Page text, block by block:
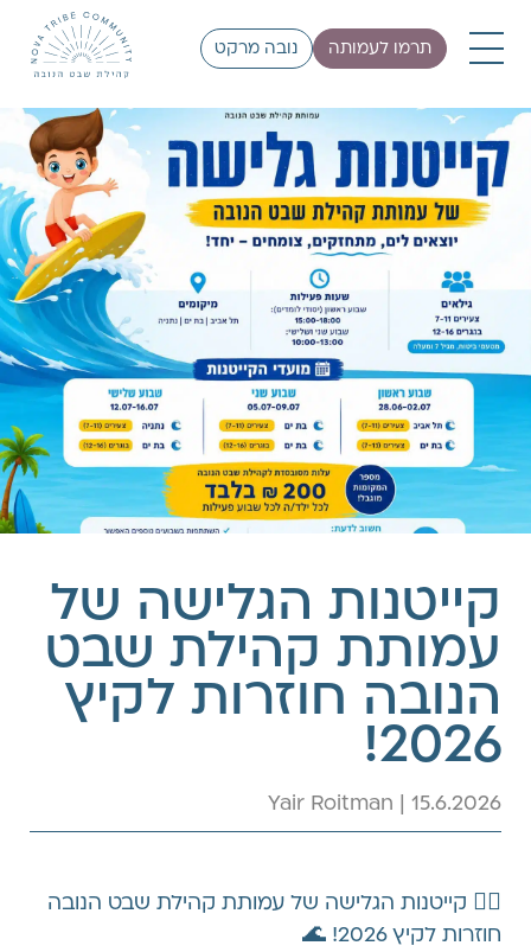
תרמו לעמותה נובה מרקט
קייטנות הגלישה של
עמותת קהילת שבט
הנובה חוזרות לקיץ
2026!
Yair Roitman | 15.6.2026
🏄‍♂️ קייטנות הגלישה של עמותת קהילת שבט הנובה
חוזרות לקיץ 2026! 🌊